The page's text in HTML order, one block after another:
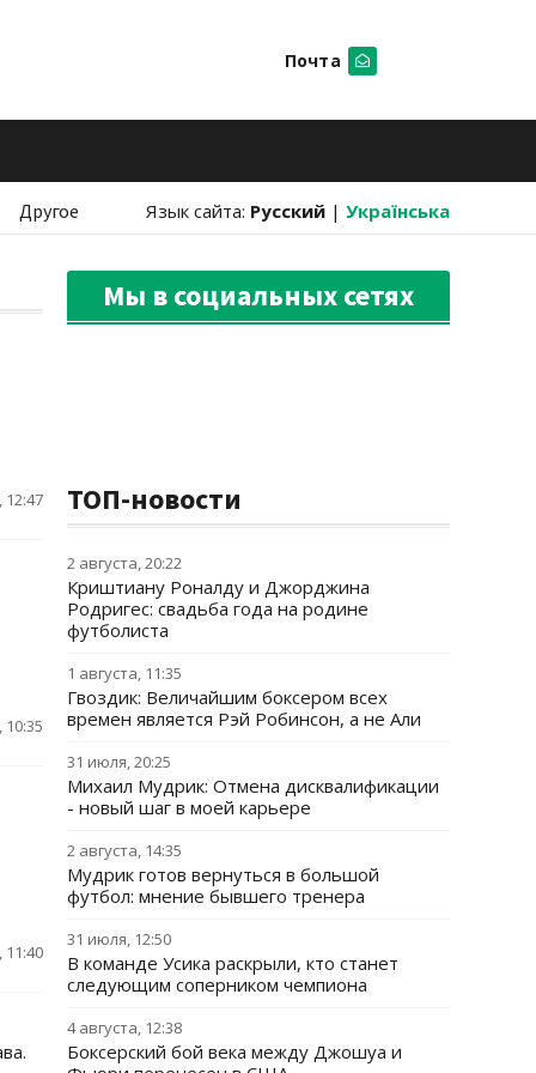
Почта
Другое Язык сайта: Русский | Українська
12:47
10:35
11:40
Мы в социальных сетях
ТОП-новости
2 августа, 20:22
Криштиану Роналду и Джорджина
Родригес: свадьба года на родине
футболиста
1 августа, 11:35
Гвоздик: Величайшим боксером всех
времен является Рэй Робинсон, а не Али
31 июля, 20:25
Михаил Мудрик: Отмена дисквалификации
- новый шаг в моей карьере
2 августа, 14:35
Мудрик готов вернуться в большой
футбол: мнение бывшего тренера
31 июля, 12:50
В команде Усика раскрыли, кто станет
следующим соперником чемпиона
4 августа, 12:38
Боксерский бой века между Джошуа и